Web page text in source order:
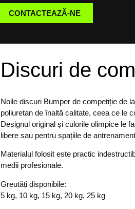
CONTACTEAZĂ-NE
Discuri de
Noile discuri Bumper de competiție de
poliuretan de înaltă calitate, ceea ce le
Designul original și culorile olimpice le
libere sau pentru spațiile de
Materialul folosit este practic
medii profesionale.
Greutăți disponibile:
5 kg, 10 kg, 15 kg, 20 kg, 25 kg